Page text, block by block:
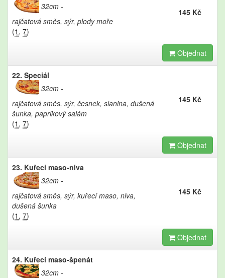
32cm
rajčatová směs, sýr, plody moře
(1 , 7)
145 Kč
Objednat
22. Speciál
32cm
rajčatová směs, sýr, česnek, slanina, dušená
šunka, paprikový salám
(1 , 7)
145 Kč
Objednat
23. Kuřecí maso-niva
32cm
rajčatová směs, sýr, kuřecí maso, niva,
dušená šunka
(1 , 7)
145 Kč
Objednat
24. Kuřecí maso-špenát
32cm